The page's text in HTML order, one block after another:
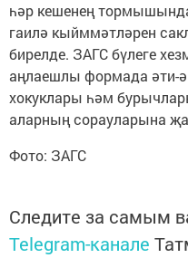
һәр кешенең
гаилә кыйммәтләрен
бирелде. ЗАГС бүлеге
аңлаешлы формада әти-
хокуклары һәм
аларның сорауларына
Фото: ЗАГС
Следите за самым
Telegram-канале